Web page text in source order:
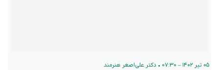
۰۵ تیر ۱۴۰۲ – ۰۷:۳۰ • دکتر علی‌اصغر هنرمند